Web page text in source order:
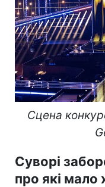
Сцена
Суворі
про які мало